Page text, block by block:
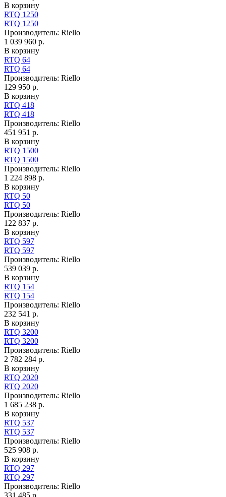
В корзину
RTQ 1250
RTQ 1250
Производитель: Riello
1 039 960 р.
В корзину
RTQ 64
RTQ 64
Производитель: Riello
129 950 р.
В корзину
RTQ 418
RTQ 418
Производитель: Riello
451 951 р.
В корзину
RTQ 1500
RTQ 1500
Производитель: Riello
1 224 898 р.
В корзину
RTQ 50
RTQ 50
Производитель: Riello
122 837 р.
В корзину
RTQ 597
RTQ 597
Производитель: Riello
539 039 р.
В корзину
RTQ 154
RTQ 154
Производитель: Riello
232 541 р.
В корзину
RTQ 3200
RTQ 3200
Производитель: Riello
2 782 284 р.
В корзину
RTQ 2020
RTQ 2020
Производитель: Riello
1 685 238 р.
В корзину
RTQ 537
RTQ 537
Производитель: Riello
525 908 р.
В корзину
RTQ 297
RTQ 297
Производитель: Riello